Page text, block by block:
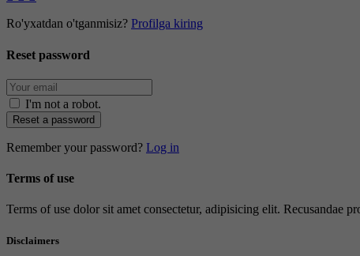
Ro'yxatdan o'tganmisiz? Profilga kiring
Reset password
I'm not a robot.
Reset a password
Remember your password? Log in
Terms of use
Terms of use dolor sit amet consectetur, adipisicing elit. Recusandae
Disclaimers